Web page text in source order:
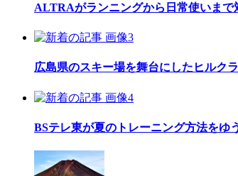
ALTRAがランニングから日常使いま
広島県のスキー場を舞台にしたヒルク
BSテレ東が夏のトレーニング方法をゆ